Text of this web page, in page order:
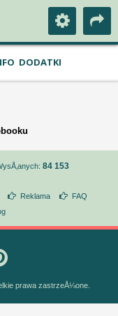
DODATKI
84 153
Reklama
FAQ
prawa zastrzeÅ¼one.